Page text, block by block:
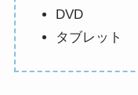
DVD
タブレット